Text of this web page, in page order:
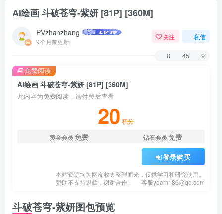
AI绘画 斗破苍穹-紫妍 [81P] [360M]
PVzhanzhang
9个月前更新
关注 私信
0 45 9
AI绘画 斗破苍穹-紫妍 [81P] [360M]
此内容为免费阅读，请付费后查看
20 积分
黄金会员 免费 钻石会员 免费
登录购买
本站资源均为网友收集整理而来，仅供学习和研究使用。
赞助不支持退款，谢谢合作!
客服yearn186@qq.com
免费阅读
斗破苍穹-紫妍图包预览